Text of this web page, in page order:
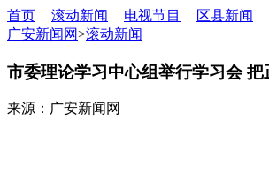
首页 滚动新闻 电视节目 区县新闻
广安新闻网>滚动新闻
市委理论学习中心组举行学习会
来源：广安新闻网